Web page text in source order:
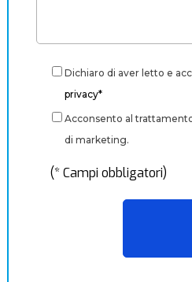
Dichiaro di aver letto e
privacy*
Acconsento al
di marketing.
(* Campi obbligatori)